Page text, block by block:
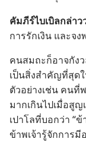
คัมภีร์ไบเบิลกล่าว
การรักเงิน และจง
คนสมถะก็อาจกัง
เป็นสิ่งสำคัญที่สุด
ตัวอย่างเช่น คนที่
มากเกินไปเมื่อสูญ
เปาโลที่บอกว่า “ข้
ข้าพเจ้ารู้จักการมี